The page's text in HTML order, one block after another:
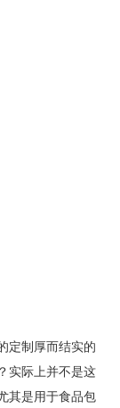
制厚而结实的
实际上并不是这
其是用于食品包